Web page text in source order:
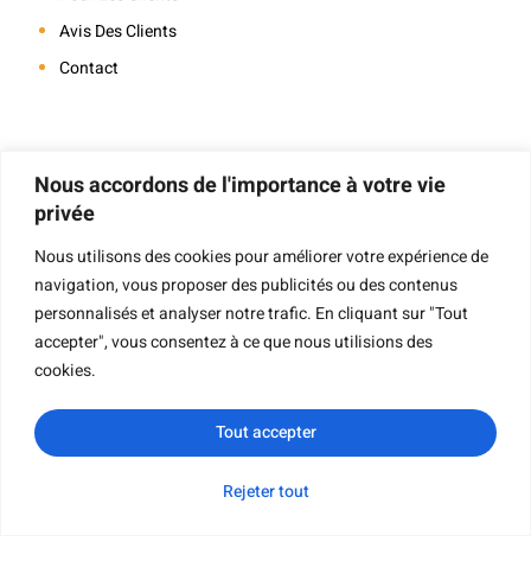
Nous accordons de l'importance à votre vie
privée
Nous utilisons des cookies pour améliorer votre expérience de
navigation, vous proposer des publicités ou des contenus
personnalisés et analyser notre trafic. En cliquant sur "Tout
accepter", vous consentez à ce que nous utilisions des
cookies.
Rejeter tout
Tout accepter
Avis Des Clients
Contact
Navigation
Impression De Livres
Impression De Livres À Couverture Rigide
Impression De Livres Pour Enfants
Impression De Livres Cartonnés
Demande de